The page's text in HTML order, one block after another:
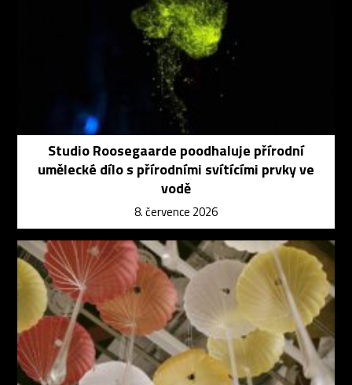
Studio Roosegaarde poodhaluje přírodní
umělecké dílo s přírodními svítícími prvky ve
vodě
8. července 2026